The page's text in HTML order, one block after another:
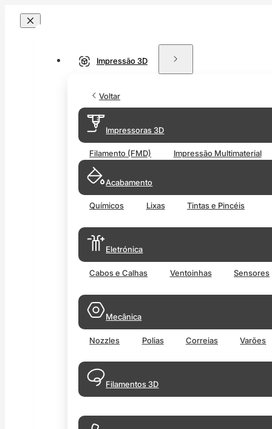
Impressão 3D
Voltar
Impressoras 3D
Filamento (FMD) Impressão Multimaterial
Acabamento
Químicos Lixas Tintas e Pincéis
Eletrónica
Cabos e Calhas Ventoinhas Sensores
Mecânica
Nozzles Polias Correias Varões
Filamentos 3D